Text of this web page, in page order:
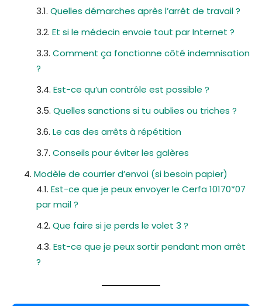
Quelles démarches après l’arrêt de travail ?
Et si le médecin envoie tout par Internet ?
Comment ça fonctionne côté indemnisation
?
Est-ce qu’un contrôle est possible ?
Quelles sanctions si tu oublies ou triches ?
Le cas des arrêts à répétition
Conseils pour éviter les galères
Modèle de courrier d’envoi (si besoin papier)
Est-ce que je peux envoyer le Cerfa 10170*07
par mail ?
Que faire si je perds le volet 3 ?
Est-ce que je peux sortir pendant mon arrêt
?